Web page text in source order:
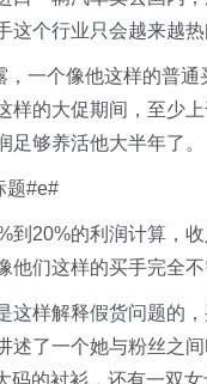
这个行业只会越来越
，一个像他这样的普通
样的大促期间，至少
足够养活他大半年了。
题#e#
到20%的利润计算，
他们这样的买手完全不
这样解释假货问题的
述了一个她与粉丝之
码的衬衫，还有一双女